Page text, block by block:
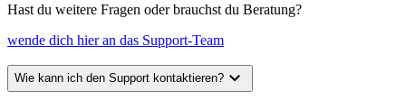
Hast du weitere Fragen oder brauchst du Beratung?
wende dich hier an das Support-Team
Wie kann ich den Support kontaktieren? expand_more